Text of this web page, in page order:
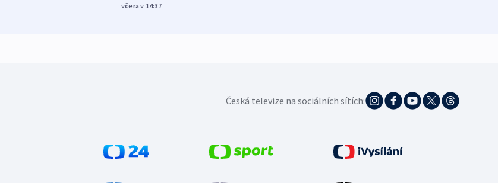
včera v 14:37
Česká televize na sociálních sítích: